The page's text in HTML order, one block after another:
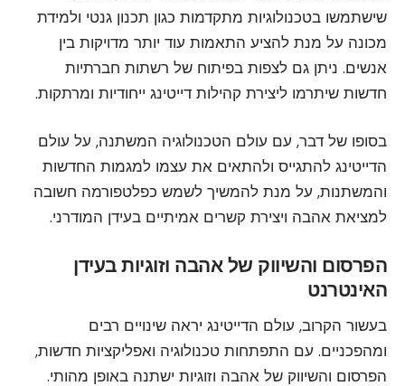
שישתמשו בטכנולוגיות מתקדמות כגון תכנון גנטי ולמידת
מכונה על מנת להציע התאמות עוד יותר מדויקות בין
אנשים. ניתן גם לצפות בפיתוח של רשתות חברתיות
חדשות שיתרמו ליצירת קהילות דייטינג ייחודיות ומרתקות.
בסופו של דבר, עם עולם הטכנולוגיה המשתנה, על עולם
הדייטינג להתגייס ולהתאים את עצמו למגמות החדשות
והמשתנות, על מנת להמשיך לשמש כפלטפורמה חשובה
למציאת אהבה ויצירת קשרים אמיתיים בעידן המודרני.
הפרסום והשיווק של אהבה וזוגיות בעידן
האינטרנט
בעשור הקרוב, עולם הדייטינג יראה שינויים רבים
ומהפכניים. עם התפתחות טכנולוגיה ואפליקציות חדשות,
הפרסום והשיווק של אהבה וזוגיות ישתנה באופן מהותי.